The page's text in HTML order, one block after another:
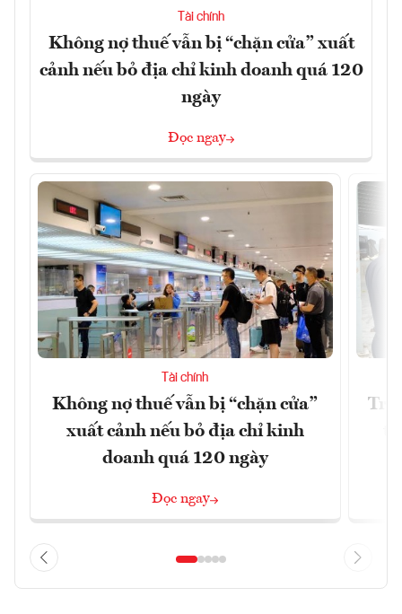
Tài chính
Không nợ thuế vẫn bị “chặn cửa” xuất
cảnh nếu bỏ địa chỉ kinh doanh quá 120
ngày
Đọc ngay
Tài chính
Không nợ thuế vẫn bị “chặn cửa”
xuất cảnh nếu bỏ địa chỉ kinh
doanh quá 120 ngày
Đọc ngay